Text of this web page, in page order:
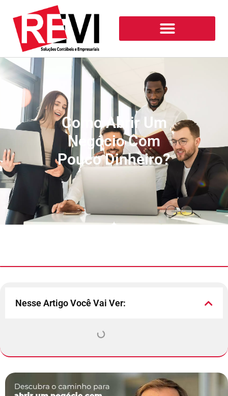
Como Abrir Um
Negócio Com
Pouco Dinheiro?
Nesse Artigo Você Vai Ver: